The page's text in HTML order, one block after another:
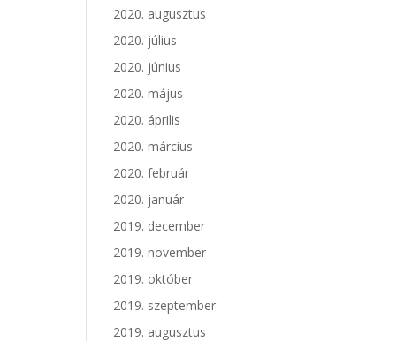
2020. augusztus
2020. július
2020. június
2020. május
2020. április
2020. március
2020. február
2020. január
2019. december
2019. november
2019. október
2019. szeptember
2019. augusztus